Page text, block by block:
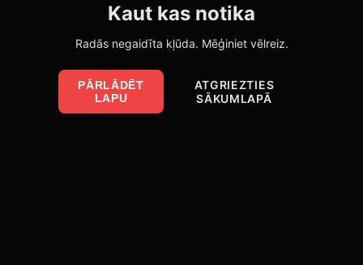
Kaut kas notika
Radās negaidīta kļūda. Mēģiniet vēlreiz.
PĀRLĀDĒT
LAPU
ATGRIEZTIES
SĀKUMLAPĀ